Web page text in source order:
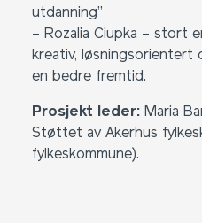
utdanning”
– Rozalia Ciupka – stort
kreativ, løsningsorientert
en bedre fremtid.
Prosjekt leder: Maria
Støttet av Akerhus
fylkeskommune).